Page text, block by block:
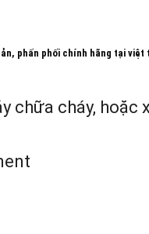
phấn phối chính hãng tại việt
chữa cháy, hoặc